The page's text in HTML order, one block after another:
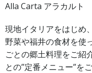
Alla Carta アラカルト
現地イタリアをはじめ
野菜や福井の食材を使
ごとの郷土料理をご紹
との”定番メニュー”を